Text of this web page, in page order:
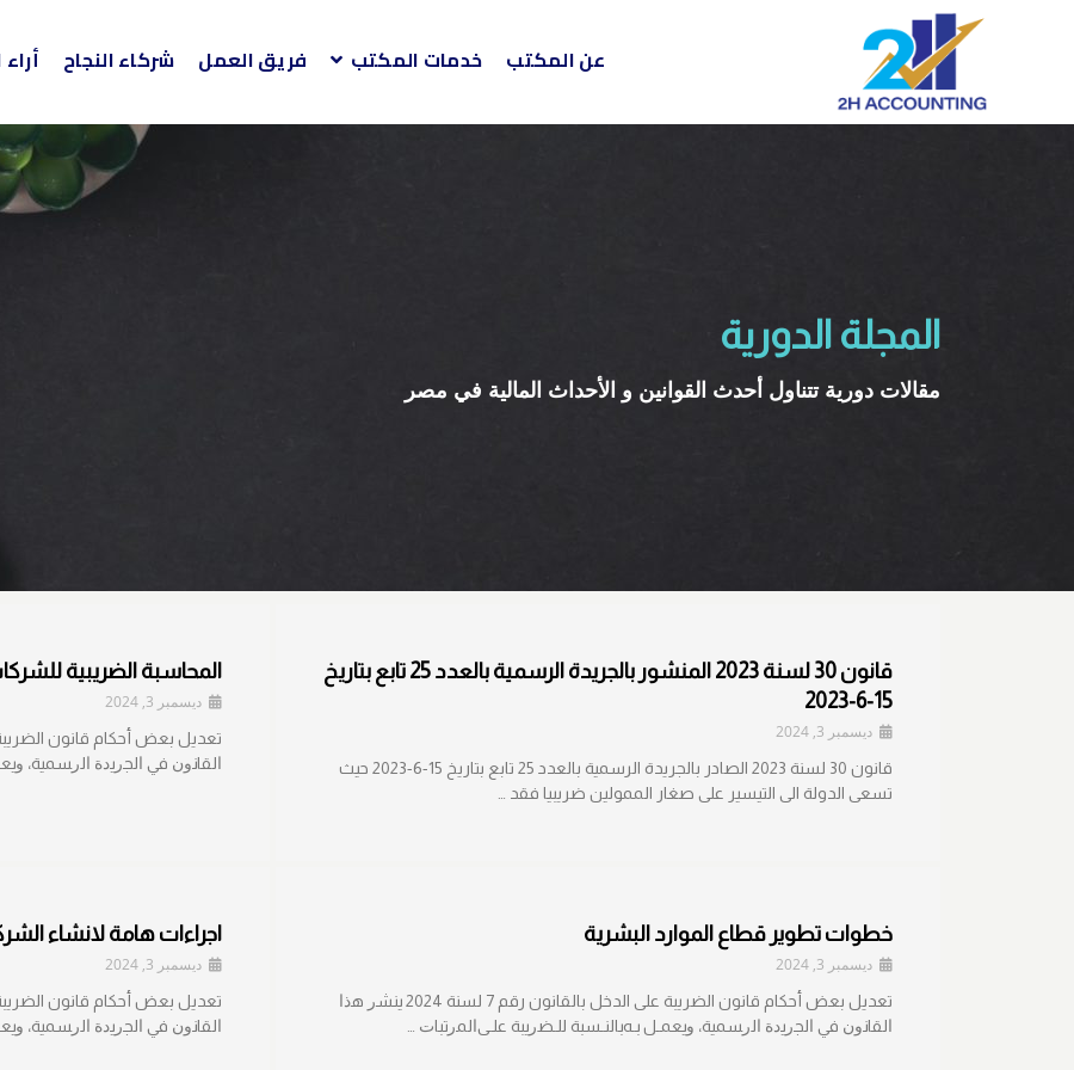
عن المكتب خدمات المكتب فريق العمل شركاء النجاح
المجلة الدورية
مقالات دورية تتناول أحدث القوانين و الأحداث المالية في مصر
قانون 30 لسنة 2023 المنشور بالجريدة الرسمية بالعدد 25 تابع بتاريخ
15-6-2023
ديسمبر 3, 2024
قانون 30 لسنة 2023 الصادر بالجريدة الرسمية بالعدد 25 تابع بتاريخ 15-6-2023 حيث
تسعى الدولة الى التيسير على صغار الممولين ضريبيا فقد …
المحاسبة الضريبية
ديسمبر 3, 2024
ﺍﻟﻘﺎﻨﻭﻥ ﻓﻲ ﺍﻟﺠﺭﻴﺩﺓ ﺍﻟﺭﺴﻤﻴﺔ،
خطوات تطوير قطاع الموارد البشرية
ديسمبر 3, 2024
تعديل بعض أحكام قانون الضريبة على الدخل بالقانون رقم 7 لسنة 2024 ﻴﻨﺸﺭ ﻫﺫﺍ
ﺍﻟﻘﺎﻨﻭﻥ ﻓﻲ ﺍﻟﺠﺭﻴﺩﺓ ﺍﻟﺭﺴﻤﻴﺔ، ﻭﻴﻌﻤـل ﺒـﻪﺒﺎﻟﻨـﺴﺒﺔ ﻟﻠـﻀﺭﻴﺒﺔ ﻋﻠـﻰﺍﻟﻤﺭﺘﺒﺎﺕ …
اجراءات هامة لانشاء
ديسمبر 3, 2024
ﺍﻟﻘﺎﻨﻭﻥ ﻓﻲ ﺍﻟﺠﺭﻴﺩﺓ ﺍﻟﺭﺴﻤﻴﺔ،